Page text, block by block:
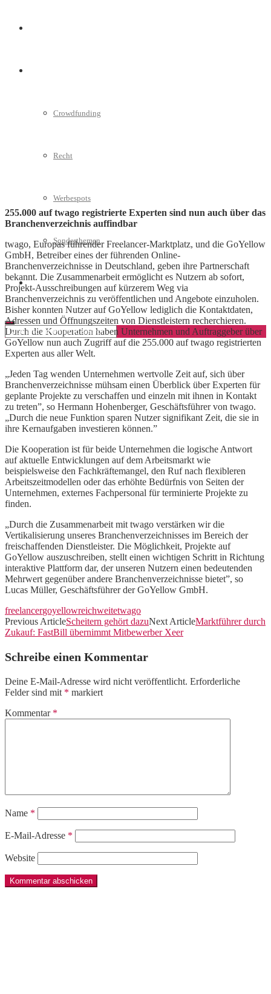
Crowdfunding
Recht
Werbespots
Sonderthemen
Geschäftskonto eröffnen
255.000 auf twago registrierte Experten sind nun auch über das
Branchenverzeichnis auffindbar
twago, Europas führender Freelancer-Marktplatz, und die GoYellow
GmbH, Betreiber eines der führenden Online-
Branchenverzeichnisse in Deutschland, geben ihre Partnerschaft
bekannt. Die Zusammenarbeit ermöglicht es Nutzern ab sofort,
Projekt-Ausschreibungen auf kürzerem Weg via
Branchenverzeichnis zu veröffentlichen und Angebote einzuholen.
Bisher konnten Nutzer auf GoYellow lediglich die Kontaktdaten,
Adressen und Öffnungszeiten von Dienstleistern recherchieren.
Durch die Kooperation haben Unternehmen und Auftraggeber über
GoYellow nun auch Zugriff auf die 255.000 auf twago registrierten
Experten aus aller Welt.
„Jeden Tag wenden Unternehmen wertvolle Zeit auf, sich über
Branchenverzeichnisse mühsam einen Überblick über Experten für
geplante Projekte zu verschaffen und einzeln mit ihnen in Kontakt
zu treten”, so Hermann Hohenberger, Geschäftsführer von twago.
„Durch die neue Funktion sparen Nutzer signifikant Zeit, die sie in
ihre Kernaufgaben investieren können.”
Die Kooperation ist für beide Unternehmen die logische Antwort
auf aktuelle Entwicklungen auf dem Arbeitsmarkt wie
beispielsweise den Fachkräftemangel, den Ruf nach flexibleren
Arbeitszeitmodellen oder das erhöhte Bedürfnis von Seiten der
Unternehmen, externes Fachpersonal für terminierte Projekte zu
finden.
„Durch die Zusammenarbeit mit twago verstärken wir die
Vertikalisierung unseres Branchenverzeichnisses im Bereich der
freischaffenden Dienstleister. Die Möglichkeit, Projekte auf
GoYellow auszuschreiben, stellt einen wichtigen Schritt in Richtung
interaktive Plattform dar, der unseren Nutzern einen bedeutenden
Mehrwert gegenüber andere Branchenverzeichnisse bietet”, so
Lucas Müller, Geschäftsführer der GoYellow GmbH.
freelancergoyellowreichweitetwago
Previous ArticleScheitern gehört dazuNext ArticleMarktführer durch
Zukauf: FastBill übernimmt Mitbewerber Xeer
Schreibe einen Kommentar
Deine E-Mail-Adresse wird nicht veröffentlicht. Erforderliche
Felder sind mit * markiert
Kommentar *
Name *
E-Mail-Adresse *
Website